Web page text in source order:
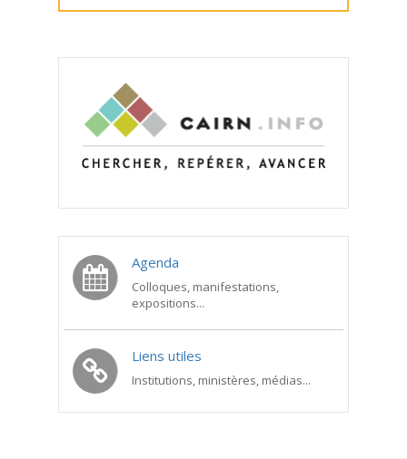
Agenda
Colloques, manifestations,
expositions...
Liens utiles
Institutions, ministères, médias...